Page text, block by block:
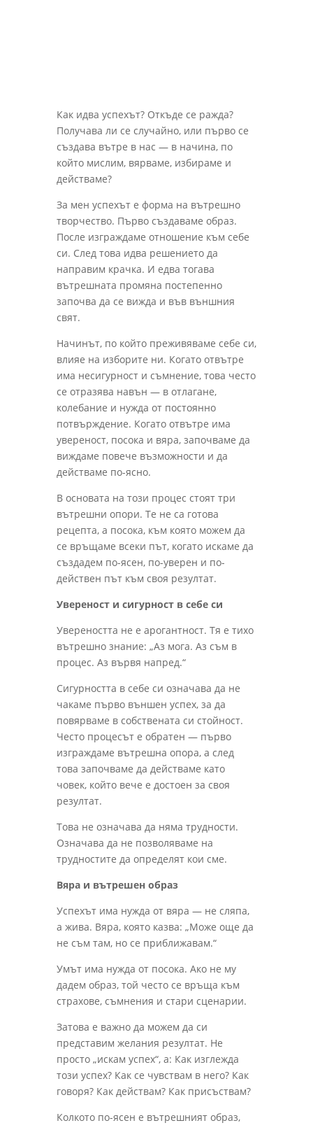
Как идва успехът? Откъде се ражда?
Получава ли се случайно, или първо се
създава вътре в нас — в начина, по
който мислим, вярваме, избираме и
действаме?
За мен успехът е форма на вътрешно
творчество. Първо създаваме образ.
После изграждаме отношение към себе
си. След това идва решението да
направим крачка. И едва тогава
вътрешната промяна постепенно
започва да се вижда и във външния
свят.
Начинът, по който преживяваме себе си,
влияе на изборите ни. Когато отвътре
има несигурност и съмнение, това често
се отразява навън — в отлагане,
колебание и нужда от постоянно
потвърждение. Когато отвътре има
увереност, посока и вяра, започваме да
виждаме повече възможности и да
действаме по-ясно.
В основата на този процес стоят три
вътрешни опори. Те не са готова
рецепта, а посока, към която можем да
се връщаме всеки път, когато искаме да
създадем по-ясен, по-уверен и по-
действен път към своя резултат.
Увереност и сигурност в себе си
Увереността не е арогантност. Тя е тихо
вътрешно знание: „Аз мога. Аз съм в
процес. Аз вървя напред.“
Сигурността в себе си означава да не
чакаме първо външен успех, за да
повярваме в собствената си стойност.
Често процесът е обратен — първо
изграждаме вътрешна опора, а след
това започваме да действаме като
човек, който вече е достоен за своя
резултат.
Това не означава да няма трудности.
Означава да не позволяваме на
трудностите да определят кои сме.
Вяра и вътрешен образ
Успехът има нужда от вяра — не сляпа,
а жива. Вяра, която казва: „Може още да
не съм там, но се приближавам.“
Умът има нужда от посока. Ако не му
дадем образ, той често се връща към
страхове, съмнения и стари сценарии.
Затова е важно да можем да си
представим желания резултат. Не
просто „искам успех“, а: Как изглежда
този успех? Как се чувствам в него? Как
говоря? Как действам? Как присъствам?
Колкото по-ясен е вътрешният образ,